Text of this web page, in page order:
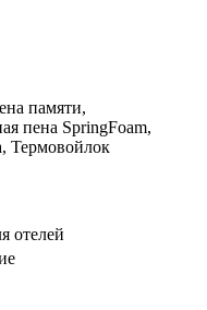
памяти,
пена SpringFoam,
Термовойлок
отелей